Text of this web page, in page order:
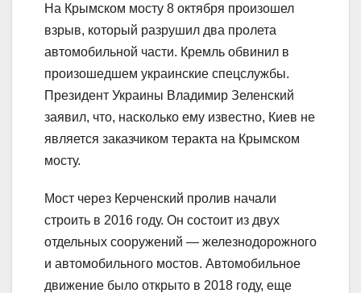
На Крымском мосту 8 октября произошел
взрыв, который разрушил два пролета
автомобильной части. Кремль обвинил в
произошедшем украинские спецслужбы.
Президент Украины Владимир Зеленский
заявил, что, насколько ему известно, Киев не
является заказчиком теракта на Крымском
мосту.
Мост через Керченский пролив начали
строить в 2016 году. Он состоит из двух
отдельных сооружений — железнодорожного
и автомобильного мостов. Автомобильное
движение было открыто в 2018 году, еще